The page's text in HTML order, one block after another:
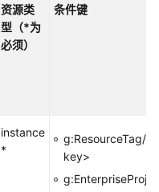
资源类
型（*为
必须）
条件键
instance
*
g:ResourceTag/
key>